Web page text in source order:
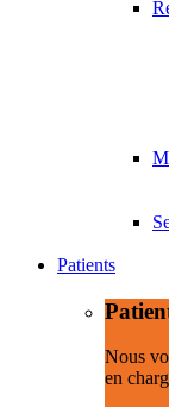
Patients
Nous
en